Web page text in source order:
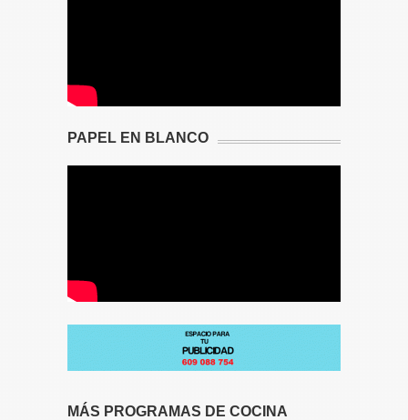
PAPEL EN BLANCO
MÁS PROGRAMAS DE COCINA